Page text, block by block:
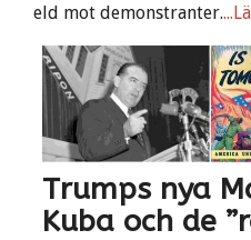
eld mot demonstranter.
Trumps nya
Kuba och de